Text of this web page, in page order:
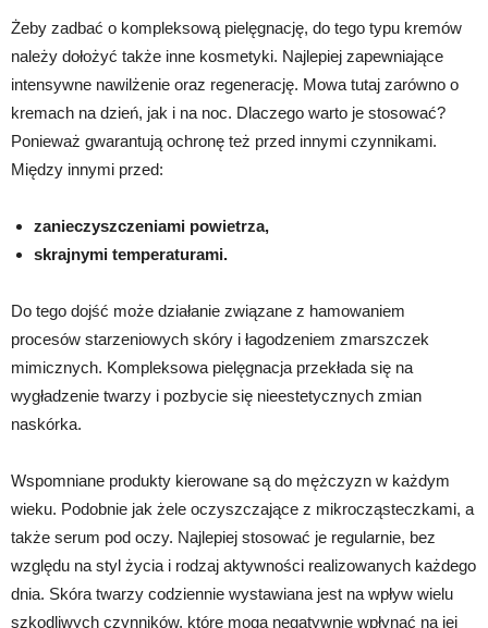
Żeby zadbać o kompleksową pielęgnację, do tego typu kremów
należy dołożyć także inne kosmetyki. Najlepiej zapewniające
intensywne nawilżenie oraz regenerację. Mowa tutaj zarówno o
kremach na dzień, jak i na noc. Dlaczego warto je stosować?
Ponieważ gwarantują ochronę też przed innymi czynnikami.
Między innymi przed:
zanieczyszczeniami powietrza,
skrajnymi temperaturami.
Do tego dojść może działanie związane z hamowaniem
procesów starzeniowych skóry i łagodzeniem zmarszczek
mimicznych. Kompleksowa pielęgnacja przekłada się na
wygładzenie twarzy i pozbycie się nieestetycznych zmian
naskórka.
Wspomniane produkty kierowane są do mężczyzn w każdym
wieku. Podobnie jak żele oczyszczające z mikrocząsteczkami, a
także serum pod oczy. Najlepiej stosować je regularnie, bez
względu na styl życia i rodzaj aktywności realizowanych każdego
dnia. Skóra twarzy codziennie wystawiana jest na wpływ wielu
szkodliwych czynników, które mogą negatywnie wpłynąć na jej